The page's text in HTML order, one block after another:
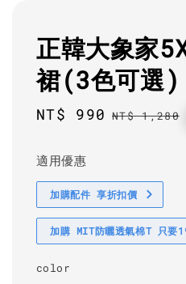
正韓大象家
裙(3色可選)
Sale
NT$ 990 Regular
NT$ 1,280
適用優惠
加購配件 享折扣價
加購 MIT防曬透氣棉T 只要
color